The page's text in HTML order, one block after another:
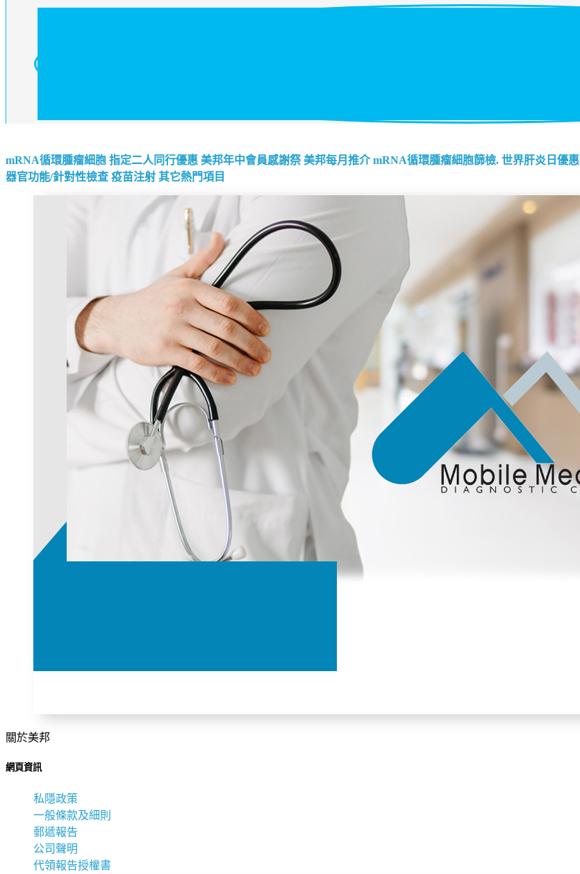
mRNA循環腫瘤細胞 指定二人同行優惠 美邦年中會員感謝祭 美邦每月推介 mRNA循環腫瘤細胞篩檢. 世界肝炎日優惠
器官功能/針對性檢查 疫苗注射 其它熱門項目
關於美邦
網頁資訊
私隱政策
一般條款及細則
郵遞報告
公司聲明
代領報告授權書